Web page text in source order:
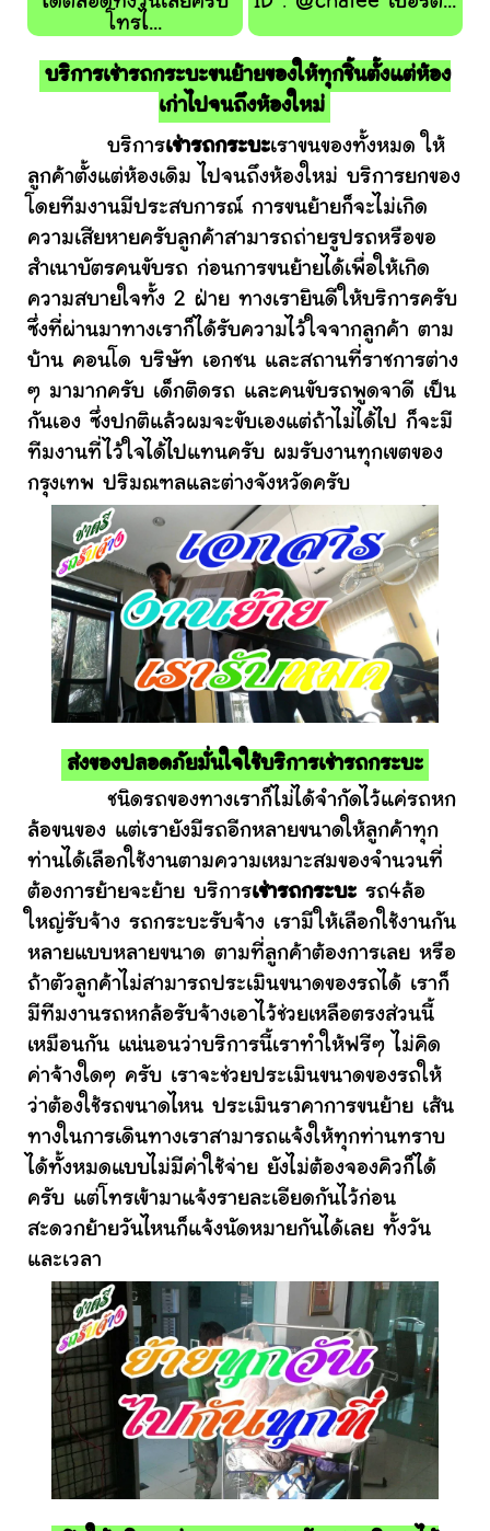
โทรไ...
บริการเช่ารถกระบะขนย้ายของให้ทุกชิ้นตั้งแต่ห้อง
เก่าไปจนถึงห้องใหม่
บริการเช่ารถกระบะเราขนของทั้งหมด ให้
ลูกค้าตั้งแต่ห้องเดิม ไปจนถึงห้องใหม่ บริการยกของ
โดยทีมงานมีประสบการณ์ การขนย้ายก็จะไม่เกิด
ความเสียหายครับลูกค้าสามารถถ่ายรูปรถหรือขอ
สำเนาบัตรคนขับรถ ก่อนการขนย้ายได้เพื่อให้เกิด
ความสบายใจทั้ง 2 ฝ่าย ทางเรายินดีให้บริการครับ
ซึ่งที่ผ่านมาทางเราก็ได้รับความไว้ใจจากลูกค้า ตาม
บ้าน คอนโด บริษัท เอกชน และสถานที่ราชการต่าง
ๆ มามากครับ เด็กติดรถ และคนขับรถพูดจาดี เป็น
กันเอง ซึ่งปกติแล้วผมจะขับเองแต่ถ้าไม่ได้ไป ก็จะมี
ทีมงานที่ไว้ใจได้ไปแทนครับ ผมรับงานทุกเขตของ
กรุงเทพ ปริมณฑลและต่างจังหวัดครับ
ส่งของปลอดภัยมั่นใจใช้บริการเช่ารถกระบะ
ชนิดรถของทางเราก็ไม่ได้จำกัดไว้แค่รถหก
ล้อขนของ แต่เรายังมีรถอีกหลายขนาดให้ลูกค้าทุก
ท่านได้เลือกใช้งานตามความเหมาะสมของจำนวนที่
ต้องการย้ายจะย้าย บริการเช่ารถกระบะ รถ4ล้อ
ใหญ่รับจ้าง รถกระบะรับจ้าง เรามีให้เลือกใช้งานกัน
หลายแบบหลายขนาด ตามที่ลูกค้าต้องการเลย หรือ
ถ้าตัวลูกค้าไม่สามารถประเมินขนาดของรถได้ เราก็
มีทีมงานรถหกล้อรับจ้างเอาไว้ช่วยเหลือตรงส่วนนี้
เหมือนกัน แน่นอนว่าบริการนี้เราทำให้ฟรีๆ ไม่คิด
ค่าจ้างใดๆ ครับ เราจะช่วยประเมินขนาดของรถให้
ว่าต้องใช้รถขนาดไหน ประเมินราคาการขนย้าย เส้น
ทางในการเดินทางเราสามารถแจ้งให้ทุกท่านทราบ
ได้ทั้งหมดแบบไม่มีค่าใช้จ่าย ยังไม่ต้องจองคิวก็ได้
ครับ แต่โทรเข้ามาแจ้งรายละเอียดกันไว้ก่อน
สะดวกย้ายวันไหนก็แจ้งนัดหมายกันได้เลย ทั้งวัน
และเวลา